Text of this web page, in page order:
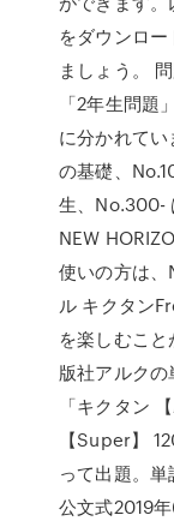
をダウンロ
ましょう。
「2年生問題
に分かれて
の基礎、
生、No.300-
NEW
使いの方は
ル キクタン
を楽しむこ
版社アルク
「キクタン
【Super】
って出題。
公文式2019